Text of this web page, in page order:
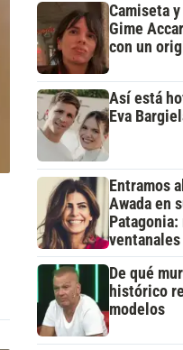
Camiseta
Gime
con un
Así está
Eva
Entramos
Awada en
De qué
histórico
modelos